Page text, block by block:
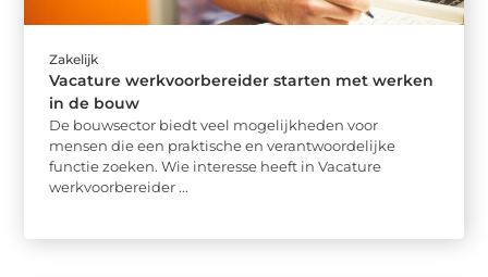
Zakelijk
Vacature werkvoorbereider starten met werken
in de bouw
De bouwsector biedt veel mogelijkheden voor
mensen die een praktische en verantwoordelijke
functie zoeken. Wie interesse heeft in Vacature
werkvoorbereider ...